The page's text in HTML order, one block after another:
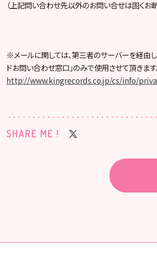
（上記問い合わせ先以外のお問い合せは固くお断
※メールに関しては、第三者のサーバーを経由
ドお問い合わせ窓口」のみで使用させて頂きま
http://www.kingrecords.co.jp/cs/info/
SHARE ME !